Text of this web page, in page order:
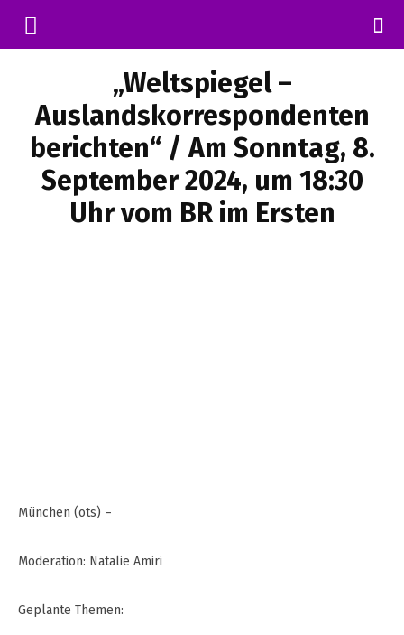
„Weltspiegel –
Auslandskorrespondenten
berichten“ / Am Sonntag, 8.
September 2024, um 18:30
Uhr vom BR im Ersten
München (ots) –
Moderation: Natalie Amiri
Geplante Themen: